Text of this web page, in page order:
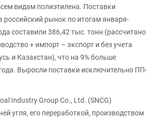
видам полиэтилена. Поставки
российский рынок по итогам января-
составили 386,42 тыс. тонн (рассчитано
+ импорт – экспорт и без учета
и Казахстан), что на 9% больше
Выросли поставки исключительно ПП-
Industry Group Co., Ltd. (SNCG)
угля, его переработкой, производством